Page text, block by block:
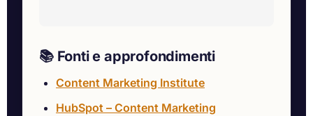
📚 Fonti e approfondimenti
Content Marketing Institute
HubSpot – Content Marketing